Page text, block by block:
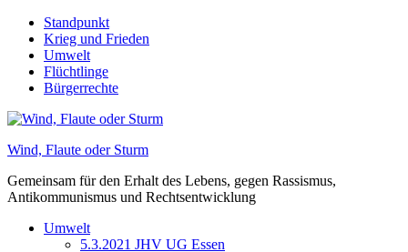
Skip
content
Standpunkt
Krieg und Frieden
Umwelt
Flüchtlinge
Bürgerrechte
Wind, Flaute oder Sturm
Gemeinsam für den Erhalt des Lebens, gegen Rassismus,
Antikommunismus und Rechtsentwicklung
Umwelt
5.3.2021 JHV UG Essen